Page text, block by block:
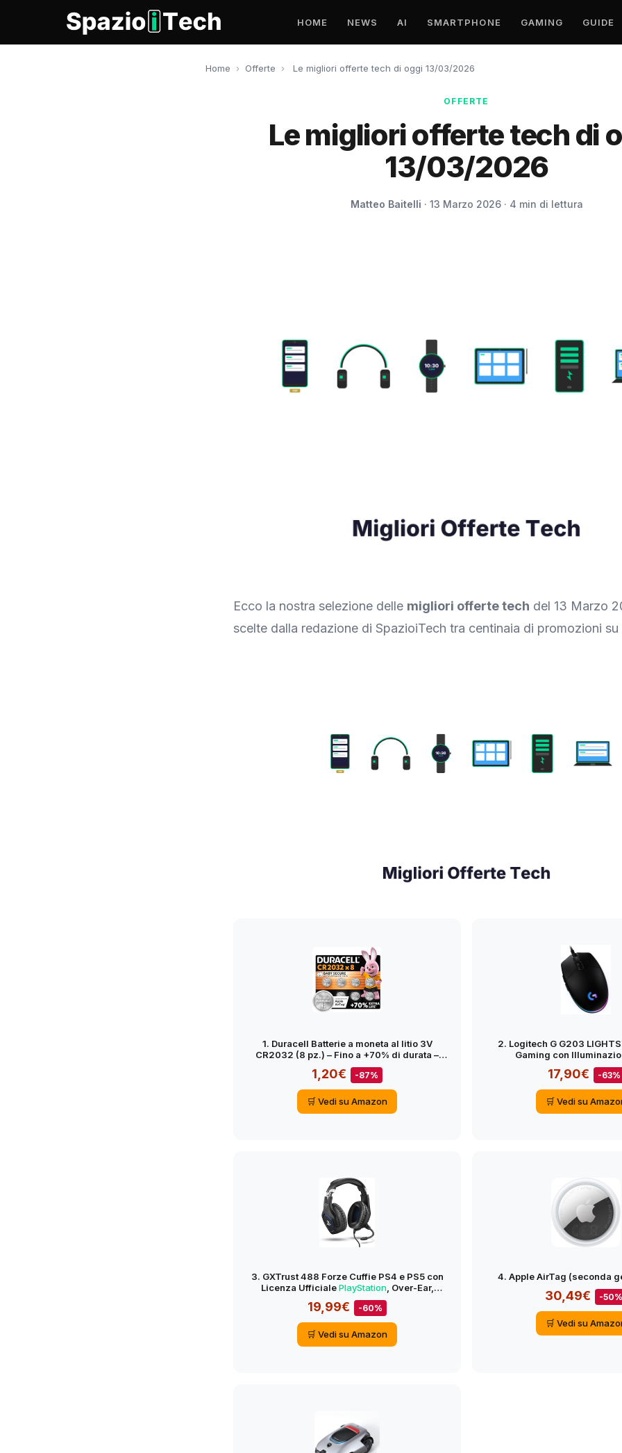
HOME NEWS AI SMARTPHONE GAMING GUIDE
Home › Offerte › Le migliori offerte tech di oggi 13/03/2026
OFFERTE
Le migliori offerte tech di
13/03/2026
Matteo Baitelli · 13 Marzo 2026 · 4 min di lettura
Ecco la nostra selezione delle migliori offerte tech del 13 Marzo
scelte dalla redazione di SpazioiTech tra centinaia di promozioni su
1. Duracell Batterie a moneta al litio 3V
CR2032 (8 pz.) – Fino a +70% di durata –
Tecnologia Baby Secure – Per
1,20€ -87%
🛒 Vedi su Amazon
2. Logitech G G203
Gaming con
Personalizzabile, 6 Pulsanti
Sensore per Ga
17,90€ -63%
🛒 Vedi su
3. GXTrust 488 Forze Cuffie PS4 e PS5 con
Licenza UfficialePlayStation, Over-Ear,
Microfono Ripiegabile e Archetto Regolab
19,99€ -60%
🛒 Vedi su Amazon
4. Apple AirTag (seconda
30,49€ -50%
🛒 Vedi su